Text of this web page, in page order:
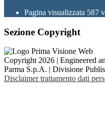
Pagina visualizzata 587
Sezione Copyright
Copyright 2026 | Engineered
Parma S.p.A. | Divisione
Disclaimer trattamento dati